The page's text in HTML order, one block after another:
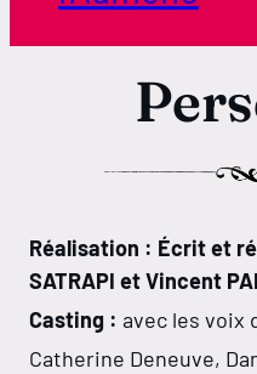
Réalisation : Écrit et
SATRAPI et Vincent
Casting : avec les voix
Catherine Deneuve,